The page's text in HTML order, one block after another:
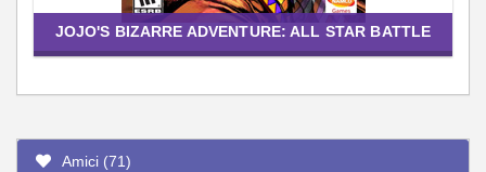
JOJO'S BIZARRE ADVENTURE: ALL STAR BATTLE
Amici (71)